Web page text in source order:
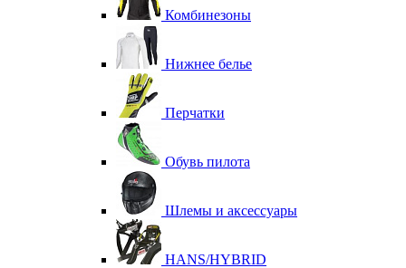
Комбинезоны
Нижнее белье
Перчатки
Обувь пилота
Шлемы и аксессуары
HANS/HYBRID